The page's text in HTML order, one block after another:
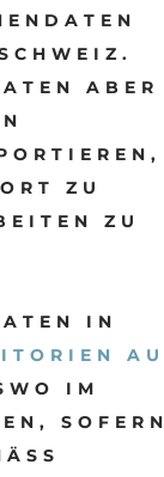
ABER
ZU
ZU
IN
IM